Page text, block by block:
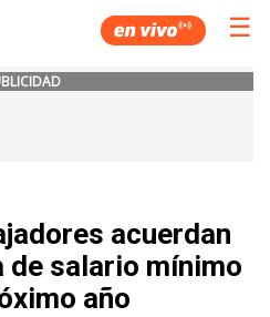
☰
acuerdan
de salario mínimo
año